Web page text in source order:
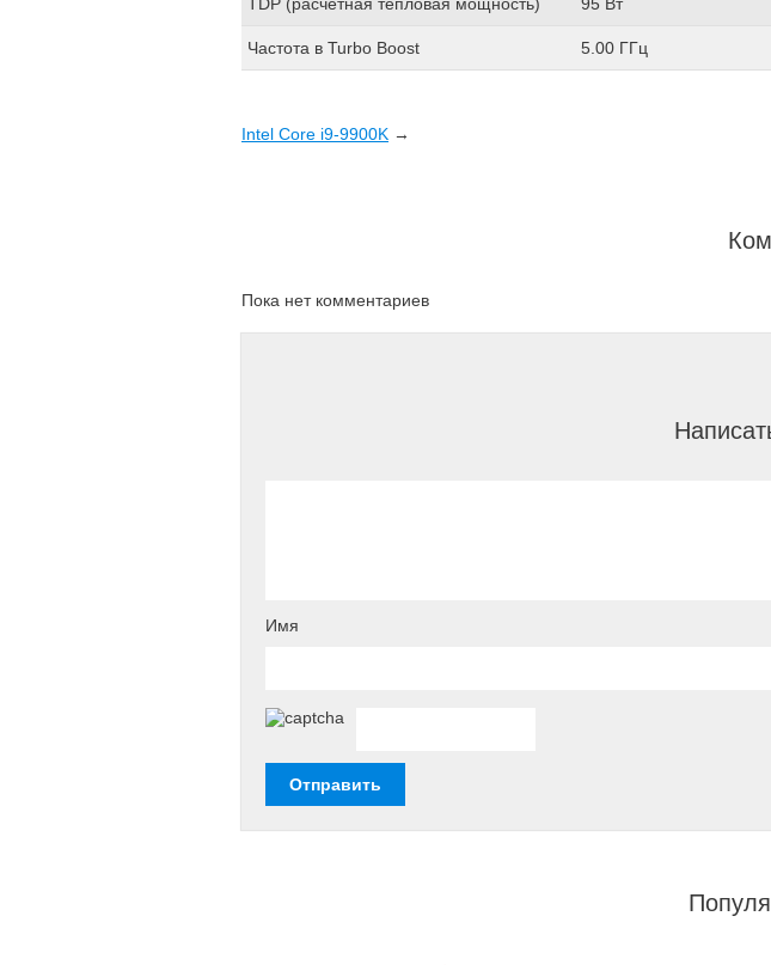
Частота в Turbo Boost 5.00 ГГц
Intel Core i9-9900K →
Пока нет комментариев
Имя